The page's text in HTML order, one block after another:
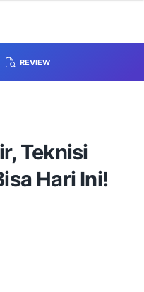
REVIEW
Teknisi
Hari Ini!